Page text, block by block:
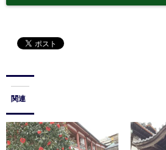
関連